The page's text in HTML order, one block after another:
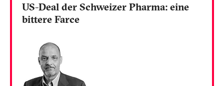
US-Deal der Schweizer Pharma: eine
bittere Farce